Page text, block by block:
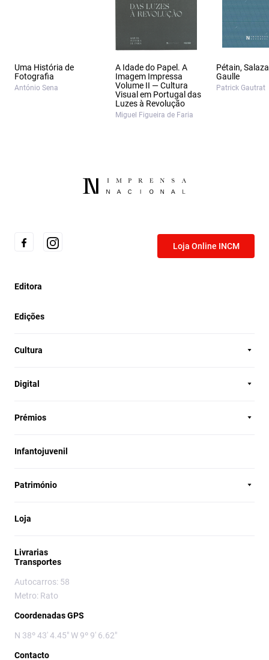
Uma História de
Fotografia
António Sena
A Idade do Papel. A
Imagem Impressa
Volume II — Cultura
Visual em Portugal das
Luzes à Revolução
Miguel Figueira de Faria
Pétain,
Gaulle
Patrick Gautrat
Loja Online INCM
Editora
Edições
Cultura
Digital
Prémios
Infantojuvenil
Património
Loja
Livrarias
Transportes
Autocarros: 58
Metro: Rato
Coordenadas GPS
N 38º 43' 4.45" W 9º 9' 6.62"
Contacto